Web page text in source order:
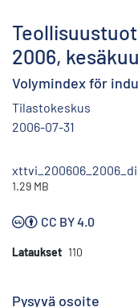
2006, kesäkuu
Volymindex för
Tilastokeskus
2006-07-31
1.29 MB
CC BY 4.0
Lataukset 110
Pysyvä osoite